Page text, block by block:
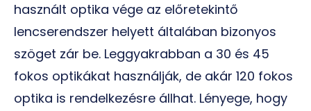
használt optika vége az előretekintő
lencserendszer helyett általában bizonyos
szöget zár be. Leggyakrabban a 30 és 45
fokos optikákat használják, de akár 120 fokos
optika is rendelkezésre állhat. Lényege, hogy